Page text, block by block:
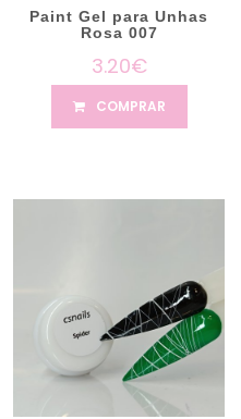
Paint Gel para Unhas
Rosa 007
3.20€
COMPRAR